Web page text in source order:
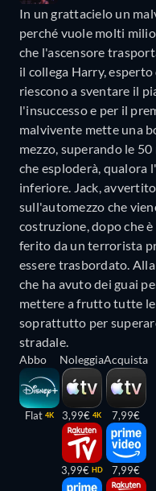
In un grattacielo un
perché vuole molti
che l'ascensore
il collega Harry,
riescono a sventare il
l'insuccesso e per il
malvivente mette una
mezzo, superando le
che esploderà, qualora
inferiore. Jack,
sull'automezzo che
costruzione, dopo che
ferito da un terrorista
essere trasbordato.
che ha avuto dei guai
mettere a frutto tutte
soprattutto per
stradale.
Abbo
Flat 4K
Noleggia
3,99€ 4K
3,99€ HD
Acquista
7,99€
7,99€